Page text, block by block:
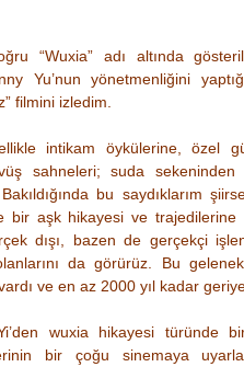
“Wuxia” adı altında
Yu’nun yönetmenliğini
filmini izledim.
intikam öykülerine, özel
sahneleri; suda
bu saydıklarım
bir aşk hikayesi ve trajedilerine
dışı, bazen de gerçekçi
da görürüz. Bu
ve en az 2000 yıl kadar
wuxia hikayesi türünde
bir çoğu sinemaya